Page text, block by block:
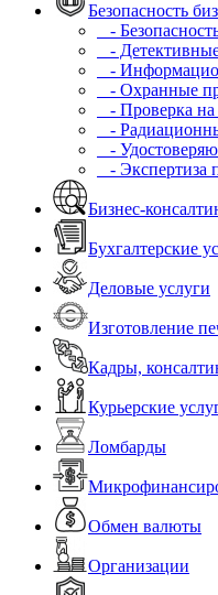
Безопасность
-
- Детективные
-
- Охранные
- Проверка на
-
-
- Экспертиза
Бизнес-
Бухгалтерские
Деловые услуги
Изготовление
Кадры,
Курьерские
Ломбарды
Обмен валюты
Организации